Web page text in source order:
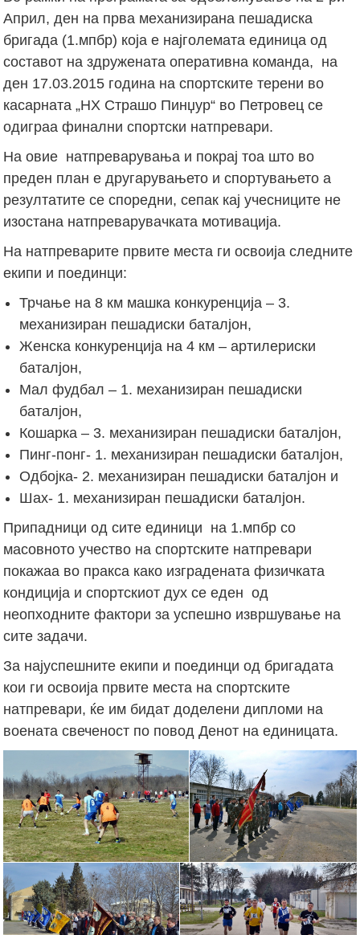
Април, ден на прва механизирана пешадиска
бригада (1.мпбр) која е најголемата единица од
составот на здружената оперативна команда, на
ден 17.03.2015 година на спортските терени во
касарната „НХ Страшо Пинџур“ во Петровец се
одиграа финални спортски натпревари.
На овие натпреварувања и покрај тоа што во
преден план е другарувањето и спортувањето а
резултатите се споредни, сепак кај учесниците не
изостана натпреварувачката мотивација.
На натпреварите првите места ги освоија следните
екипи и поединци:
Трчање на 8 км машка конкуренција – 3.
механизиран пешадиски баталјон,
Женска конкуренција на 4 км – артилериски
баталјон,
Мал фудбал – 1. механизиран пешадиски
баталјон,
Кошарка – 3. механизиран пешадиски баталјон,
Пинг-понг- 1. механизиран пешадиски баталјон,
Одбојка- 2. механизиран пешадиски баталјон и
Шах- 1. механизиран пешадиски баталјон.
Припадници од сите единици на 1.мпбр со
масовното учество на спортските натпревари
покажаа во пракса како изградената физичката
кондиција и спортскиот дух се еден од
неопходните фактори за успешно извршување на
сите задачи.
За најуспешните екипи и поединци од бригадата
кои ги освоија првите места на спортските
натпревари, ќе им бидат доделени дипломи на
воената свеченост по повод Денот на единицата.